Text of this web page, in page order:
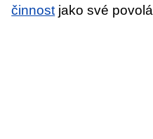
činnost jako své